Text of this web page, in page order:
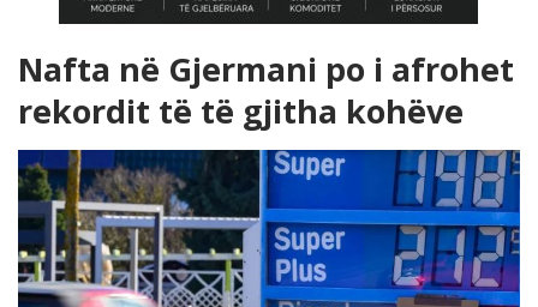
Nafta në Gjermani po i afrohet
rekordit të të gjitha kohëve